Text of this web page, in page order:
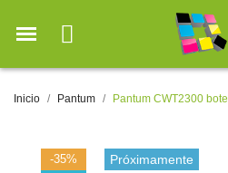
Inicio Pantum Pantum CWT2300
-35%
Próximamente